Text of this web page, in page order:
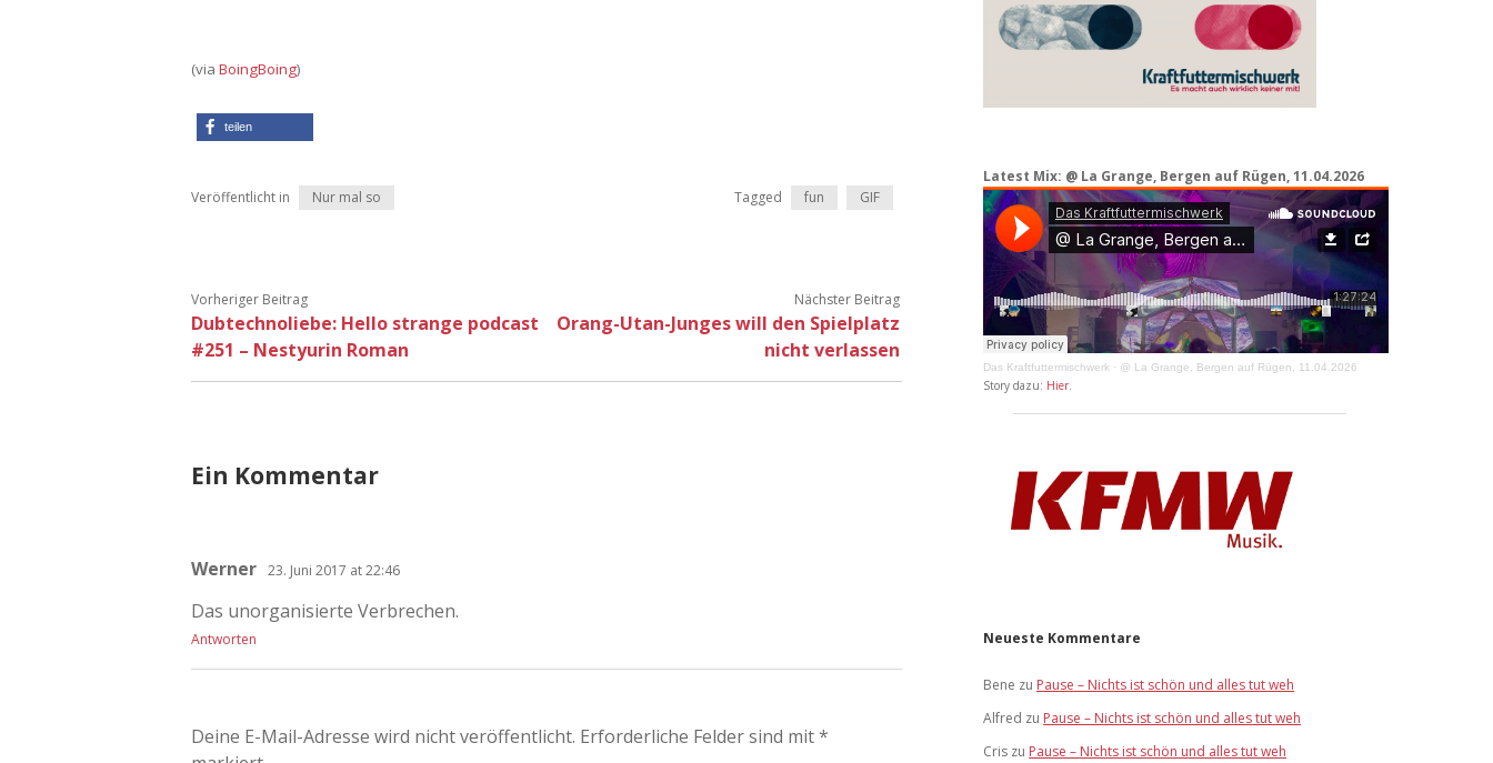
(via BoingBoing)
teilen
Veröffentlicht in Nur mal so Tagged fun GIF
Vorheriger Beitrag
Dubtechnoliebe: Hello strange podcast
#251 – Nestyurin Roman
Nächster Beitrag
Orang-Utan-Junges will den Spielplatz
nicht verlassen
Ein Kommentar
Werner 23. Juni 2017 at 22:46
Das unorganisierte Verbrechen.
Antworten
Deine E-Mail-Adresse wird nicht veröffentlicht. Erforderliche Felder sind mit*
Latest Mix: @ La Grange, Bergen auf Rügen, 11.04.2026
Das Kraftfuttermischwerk · @ La Grange, Bergen auf Rügen, 11.04.2026
Story dazu: Hier.
Neueste Kommentare
Bene zu Pause – Nichts ist schön und alles tut weh
Alfred zu Pause – Nichts ist schön und alles tut weh
Cris zu Pause – Nichts ist schön und alles tut weh